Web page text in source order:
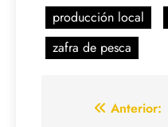
producción local
zafra de pesca
Navegación
Anterior: